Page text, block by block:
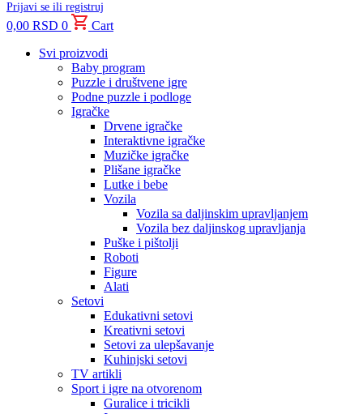
Prijavi se ili registruj
0,00 RSD 0
Cart
Svi proizvodi
Baby program
Puzzle i društvene igre
Podne puzzle i podloge
Igračke
Drvene igračke
Interaktivne igračke
Muzičke igračke
Plišane igračke
Lutke i bebe
Vozila
Vozila sa daljinskim upravljanjem
Vozila bez daljinskog upravljanja
Puške i pištolji
Roboti
Figure
Alati
Setovi
Edukativni setovi
Kreativni setovi
Setovi za ulepšavanje
Kuhinjski setovi
TV artikli
Sport i igre na otvorenom
Guralice i tricikli